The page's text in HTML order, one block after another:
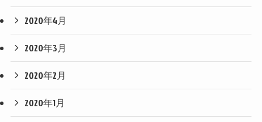
2020年4月
2020年3月
2020年2月
2020年1月